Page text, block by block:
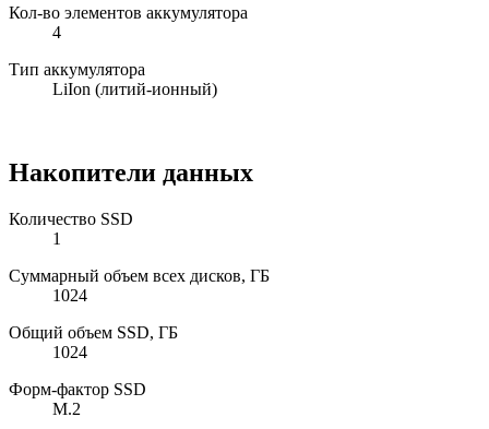
Кол-во элементов аккумулятора
4
Тип аккумулятора
LiIon (литий-ионный)
Накопители данных
Количество SSD
1
Суммарный объем всех дисков, ГБ
1024
Общий объем SSD, ГБ
1024
Форм-фактор SSD
M.2